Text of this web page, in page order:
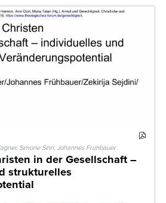
Simone Sinn, Johannes Frühbauer
in der Gesellschaft –
strukturelles